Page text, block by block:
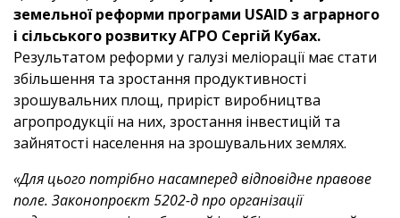
земельної реформи програми USAID з аграрного
і сільського розвитку АГРО Сергій Кубах.
Результатом реформи у галузі меліорації має стати
збільшення та зростання продуктивності
зрошувальних площ, приріст виробництва
агропродукції на них, зростання інвестицій та
зайнятості населення на зрошувальних землях.
«Для цього потрібно насамперед відповідне правове
поле. Законопроєкт 5202-д про організації